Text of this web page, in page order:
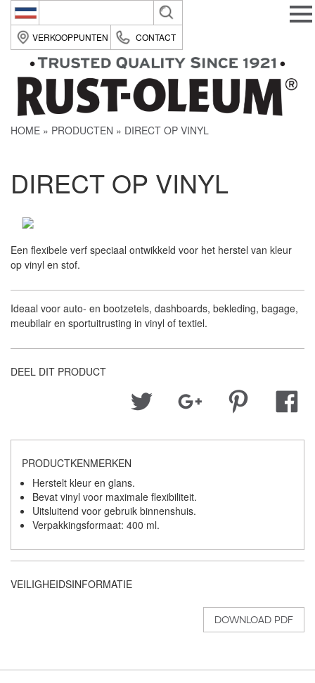
Belgique (fr)
België (nl)
Suomi (fi)
France (fr)
Deutsche (de)
Nederland (nl)
VERKOOPPUNTEN CONTACT
HOME PRODUCTEN DIRECT OP VINYL
DIRECT OP VINYL
Een flexibele verf speciaal ontwikkeld voor het herstel van kleur
op vinyl en stof.
Ideaal voor auto- en bootzetels, dashboards, bekleding, bagage,
meubilair en sportuitrusting in vinyl of textiel.
DEEL DIT PRODUCT
PRODUCTKENMERKEN
Herstelt kleur en glans.
Bevat vinyl voor maximale flexibiliteit.
Uitsluitend voor gebruik binnenshuis.
Verpakkingsformaat: 400 ml.
VEILIGHEIDSINFORMATIE
DOWNLOAD PDF